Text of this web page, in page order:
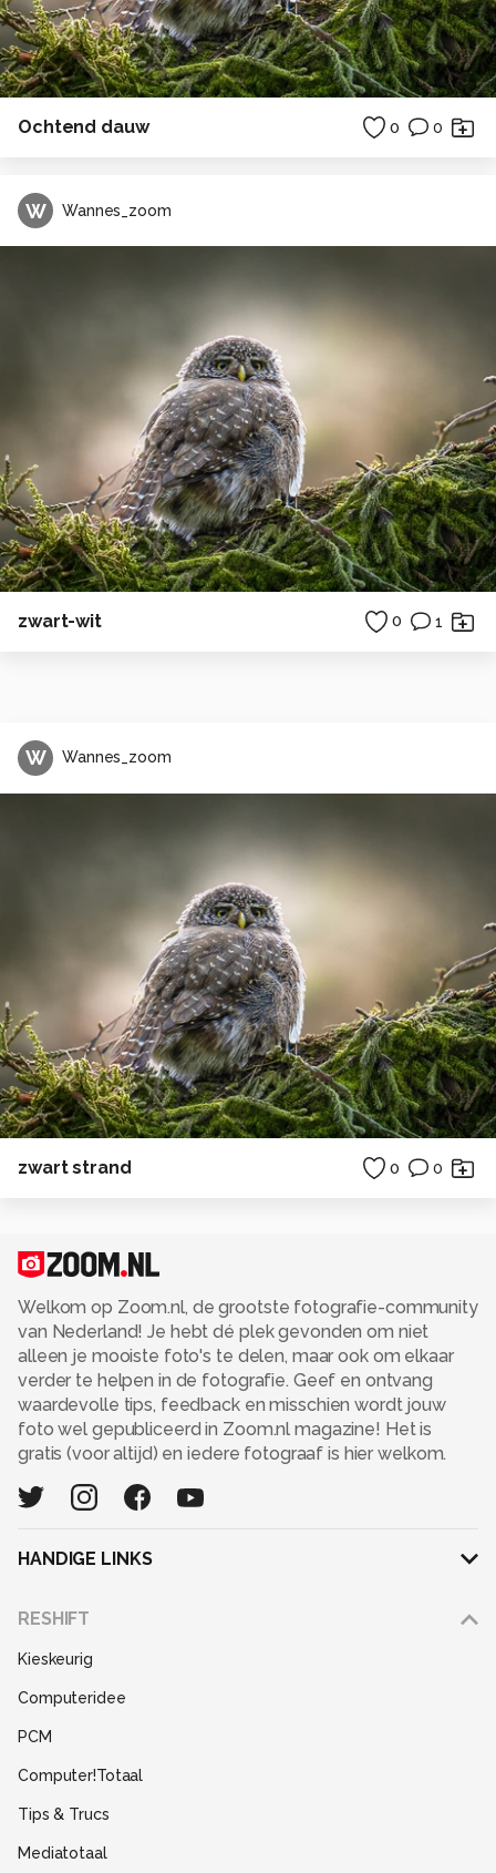
Ochtend dauw 0 0
W Wannes_zoom
zwart-wit 0 1
W Wannes_zoom
zwart strand 0 0
Welkom op Zoom.nl, de grootste fotografie-community
van Nederland! Je hebt dé plek gevonden om niet
alleen je mooiste foto's te delen, maar ook om elkaar
verder te helpen in de fotografie. Geef en ontvang
waardevolle tips, feedback en misschien wordt jouw
foto wel gepubliceerd in Zoom.nl magazine! Het is
gratis (voor altijd) en iedere fotograaf is hier welkom.
HANDIGE LINKS
RESHIFT
Kieskeurig
Computeridee
PCM
Computer!Totaal
Tips & Trucs
Mediatotaal